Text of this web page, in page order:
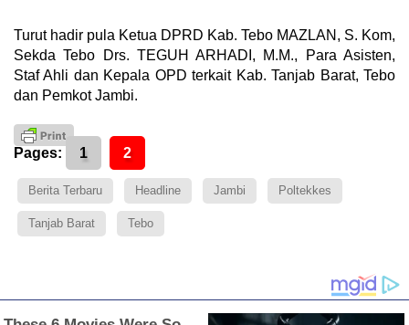
Turut hadir pula Ketua DPRD Kab. Tebo MAZLAN, S. Kom,
Sekda Tebo Drs. TEGUH ARHADI, M.M., Para Asisten,
Staf Ahli dan Kepala OPD terkait Kab.Tanjab Barat, Tebo
dan Pemkot Jambi.
Pages: 1 2
Berita Terbaru Headline Jambi Poltekkes
Tanjab Barat Tebo